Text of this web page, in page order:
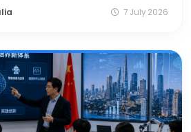
7 July 2026